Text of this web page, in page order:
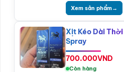
Xem sản phẩm→
Xịt Kéo Dài Thời
Spray
700.000VND
Còn hàng